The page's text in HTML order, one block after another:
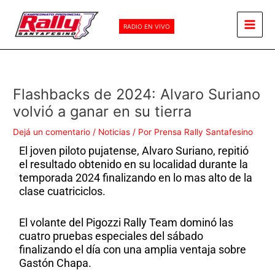
contenido
RADIO EN VIVO
Main
Flashbacks de 2024: Alvaro Suriano
volvió a ganar en su tierra
Dejá un comentario / Noticias / Por Prensa Rally Santafesino
El joven piloto pujatense, Alvaro Suriano, repitió
el resultado obtenido en su localidad durante la
temporada 2024 finalizando en lo mas alto de la
clase cuatriciclos.
El volante del Pigozzi Rally Team dominó las
cuatro pruebas especiales del sábado
finalizando el día con una amplia ventaja sobre
Gastón Chapa.